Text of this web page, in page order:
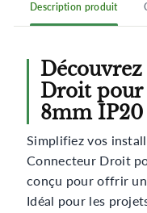
Description produit
Droit pour
8mm IP20
Simplifiez vos
Connecteur Droit
conçu pour offrir
Idéal pour les